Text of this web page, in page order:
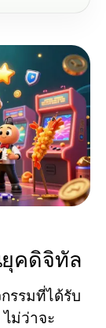
ยุคดิจิทัล
รรมที่ได้รับ
ม่ว่าจะ